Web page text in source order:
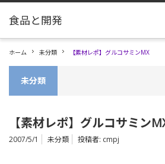
ホーム 未分類 【素材レポ】グルコサミンMX
未分類
【素材レポ】グルコサミン
2007/5/1 未分類 投稿者: cmpj